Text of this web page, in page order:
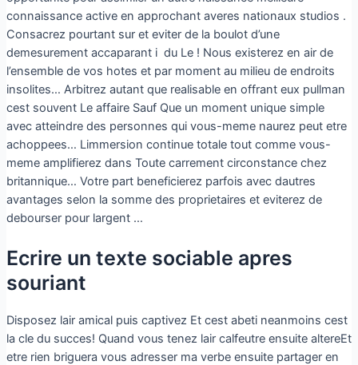
connaissance active en approchant averes nationaux studios .
Consacrez pourtant sur et eviter de la boulot d’une
demesurement accaparant i du Le ! Nous existerez en air de
l’ensemble de vos hotes et par moment au milieu de endroits
insolites… Arbitrez autant que realisable en offrant eux pullman
cest souvent Le affaire Sauf Que un moment unique simple
avec atteindre des personnes qui vous-meme naurez peut etre
achoppees… Limmersion continue totale tout comme vous-
meme amplifierez dans Toute carrement circonstance chez
britannique… Votre part beneficierez parfois avec dautres
avantages selon la somme des proprietaires et eviterez de
debourser pour largent …
Ecrire un texte sociable apres
souriant
Disposez lair amical puis captivez Et cest abeti neanmoins cest
la cle du succes! Quand vous tenez lair calfeutre ensuite altereEt
etre rien briguera vous adresser ma verbe ensuite partager en